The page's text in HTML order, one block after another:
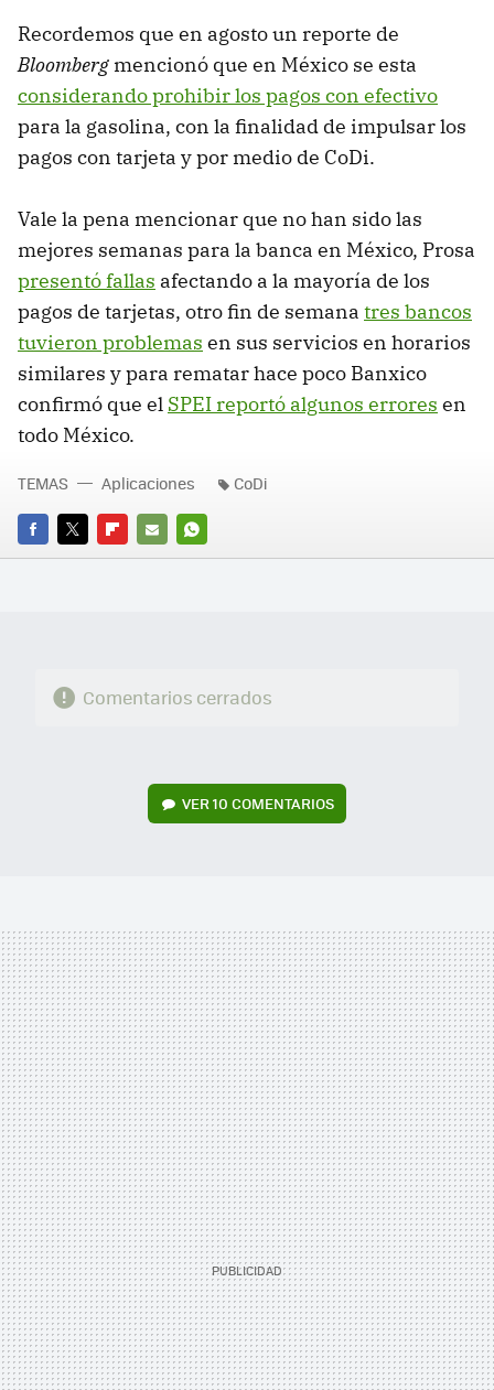
Recordemos que en agosto un reporte de
Bloomberg mencionó que en México se esta
considerando prohibir los pagos con efectivo
para la gasolina, con la finalidad de impulsar los
pagos con tarjeta y por medio de CoDi.
Vale la pena mencionar que no han sido las
mejores semanas para la banca en México, Prosa
presentó fallas afectando a la mayoría de los
pagos de tarjetas, otro fin de semana tres bancos
tuvieron problemas en sus servicios en horarios
similares y para rematar hace poco Banxico
confirmó que el SPEI reportó algunos errores en
todo México.
FACEBOOK
TWITTERFLIPBOARD
E-
WHATSAPP
TEMAS Aplicaciones CoDi
Comentarios cerrados
VER10 COMENTARIOS